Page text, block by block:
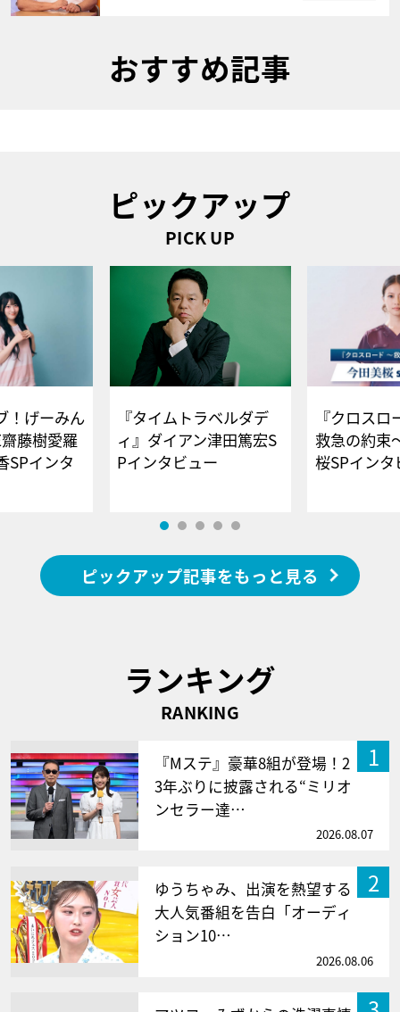
おすすめ記事
ピックアップ
PICK UP
！げーみん
藤樹愛羅
SPインタ
『タイムトラベルダデ
ィ』ダイアン津田篤宏S
Pインタビュー
『クロス
救急の約束
桜SPイ
ピックアップ記事をもっと見る
ランキング
RANKING
1
『Mステ』豪華8組が登場！2
3年ぶりに披露される“ミリオ
ンセラー達…
2026.08.07
2
ゆうちゃみ、出演を熱望する
大人気番組を告白「オーディ
ション10…
2026.08.06